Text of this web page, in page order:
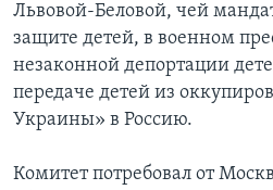
Львовой-Беловой, чей
защите детей, в военном
незаконной депортации
передаче детей из
Украины» в Россию.
Комитет потребовал от